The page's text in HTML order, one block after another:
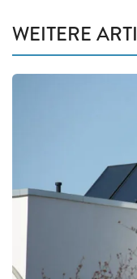
WEITERE